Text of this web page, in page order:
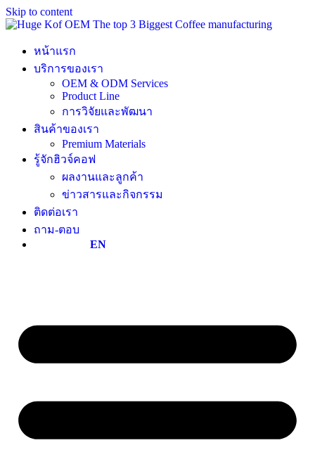
Skip to content
หน้าแรก
บริการของเรา
OEM & ODM Services
Product Line
การวิจัยและพัฒนา
สินค้าของเรา
Premium Materials
รู้จักฮิวจ์คอฟ
ผลงานและลูกค้า
ข่าวสารและกิจกรรม
ติดต่อเรา
ถาม-ตอบ
EN